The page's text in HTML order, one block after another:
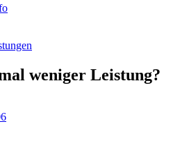
weniger Leistung?